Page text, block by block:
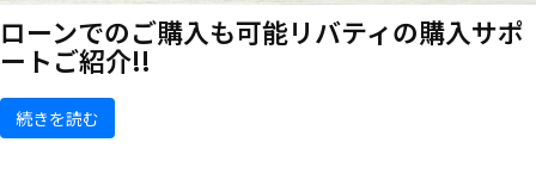
ローンでのご購入も可能リバティの購入サポ
ートご紹介!!
続きを読む